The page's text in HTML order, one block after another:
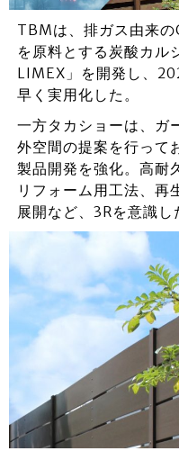
TBMは、排ガス由来の
を原料とする炭酸カル
LIMEX」を開発し、
早く実用化した。
一方タカショーは、ガ
外空間の提案を行って
製品開発を強化。高耐
リフォーム用工法、再
展開など、3Rを意識し